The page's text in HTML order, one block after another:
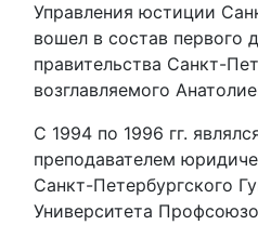
Управления юстиции
вошел в состав первого
правительства Санкт-
возглавляемого
С 1994 по 1996 гг.
преподавателем
Санкт-Петербургского
Университета